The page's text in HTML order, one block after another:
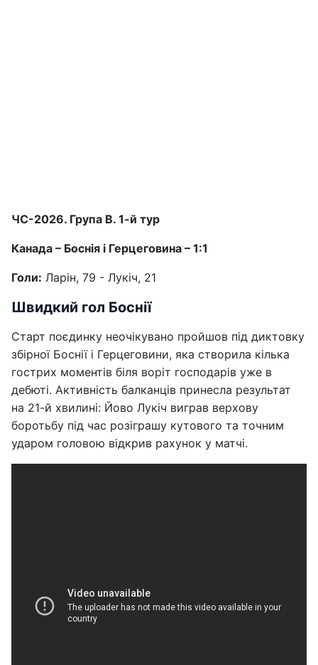
ЧС-2026. Група В. 1-й тур
Канада – Боснія і Герцеговина – 1:1
Голи: Ларін, 79 - Лукіч, 21
Швидкий гол Боснії
Старт поєдинку неочікувано пройшов під диктовку
збірної Боснії і Герцеговини, яка створила кілька
гострих моментів біля воріт господарів уже в
дебюті. Активність балканців принесла результат
на 21-й хвилині: Йово Лукіч виграв верхову
боротьбу під час розіграшу кутового та точним
ударом головою відкрив рахунок у матчі.